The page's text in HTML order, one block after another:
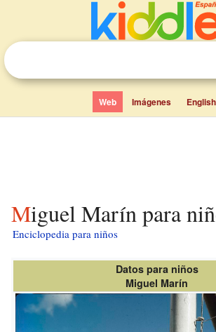
Web Imágenes English
Miguel Marín para
Enciclopedia para niños
Datos para niños
Miguel Marín